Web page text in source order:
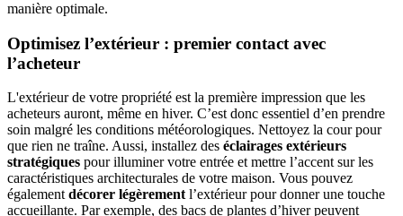
manière optimale.
Optimisez l’extérieur : premier contact avec
l’acheteur
L'extérieur de votre propriété est la première impression que les
acheteurs auront, même en hiver. C’est donc essentiel d’en prendre
soin malgré les conditions météorologiques. Nettoyez la cour pour
que rien ne traîne. Aussi, installez des éclairages extérieurs
stratégiques pour illuminer votre entrée et mettre l’accent sur les
caractéristiques architecturales de votre maison. Vous pouvez
également décorer légèrement l’extérieur pour donner une touche
accueillante. Par exemple, des bacs de plantes d’hiver peuvent